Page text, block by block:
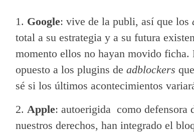
Google: vive de la publi, así que los
total a su estrategia y a su futura
momento ellos no hayan movido ficha.
opuesto a los plugins de adblockers
sé si los últimos acontecimientos
Apple: autoerigida como defensora
nuestros derechos, han integrado el